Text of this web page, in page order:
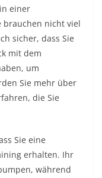
einer
brauchen nicht viel
sicher, dass Sie
mit dem
um
Sie mehr über
die Sie
Sie eine
erhalten. Ihr
während